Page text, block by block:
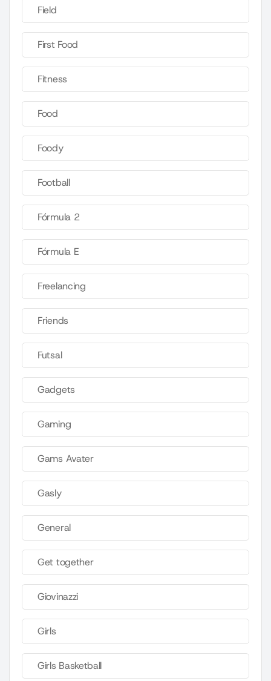
Field
First Food
Fitness
Food
Foody
Football
Fórmula 2
Fórmula E
Freelancing
Friends
Futsal
Gadgets
Gaming
Gams Avater
Gasly
General
Get together
Giovinazzi
Girls
Girls Basketball